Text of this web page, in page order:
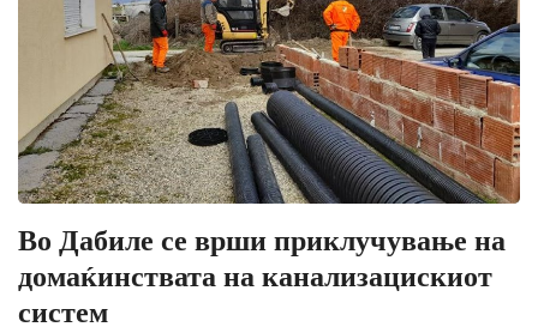
Во Дабиле се врши приклучување на
домаќинствата на канализацискиот
систем